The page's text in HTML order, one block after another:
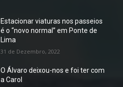
Estacionar viaturas nos passeios
é o “novo normal” em Ponte de
Lima
31 de Dezembro, 2022
O Álvaro deixou-nos e foi ter com
a Carol